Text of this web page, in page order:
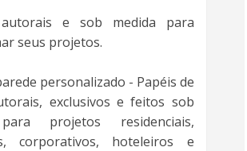
autorais e sob medida para
seus projetos.
personalizado - Papéis de
exclusivos e feitos sob
projetos residenciais,
corporativos, hoteleiros e